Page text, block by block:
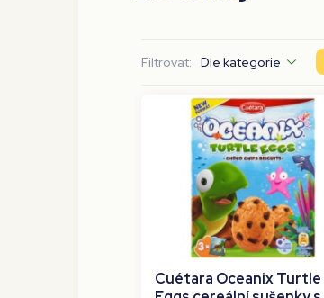
Filtrovat: Dle kategorie
Cuétara Oceanix Turtle